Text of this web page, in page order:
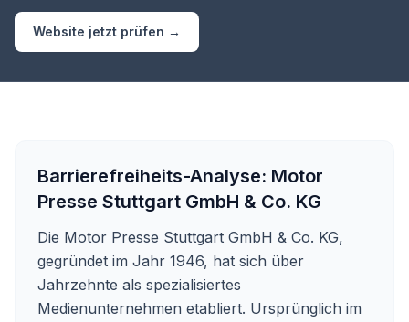
Website jetzt prüfen →
Barrierefreiheits-Analyse: Motor
Presse Stuttgart GmbH & Co. KG
Die Motor Presse Stuttgart GmbH & Co. KG,
gegründet im Jahr 1946, hat sich über
Jahrzehnte als spezialisiertes
Medienunternehmen etabliert. Ursprünglich im